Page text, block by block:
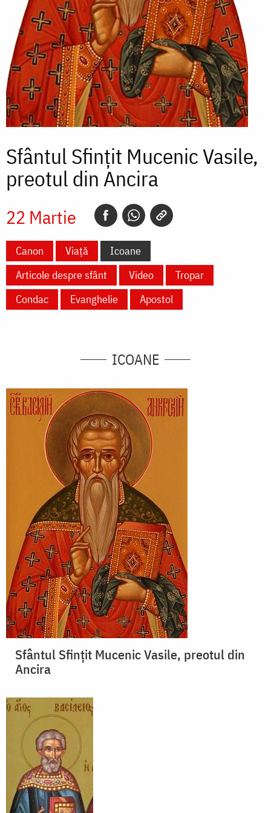
Sfântul Sfințit Mucenic Vasile,
preotul din Ancira
22 Martie
Canon Viață
Icoane
Articole despre sfânt
Video
Tropar
Condac
Evanghelie Apostol
ICOANE
Sfântul Sfințit Mucenic Vasile, preotul din
Ancira